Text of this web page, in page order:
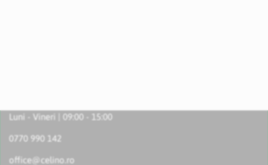
Luni - Vineri | 09:00 - 15:00
0770 990 142
office@celino.ro